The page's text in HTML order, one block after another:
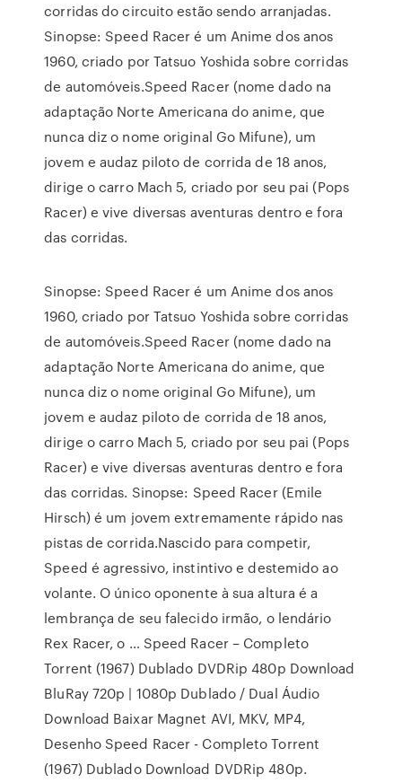
corridas do circuito estão sendo arranjadas.
Sinopse: Speed Racer é um Anime dos anos
1960, criado por Tatsuo Yoshida sobre corridas
de automóveis.Speed Racer (nome dado na
adaptação Norte Americana do anime, que
nunca diz o nome original Go Mifune), um
jovem e audaz piloto de corrida de 18 anos,
dirige o carro Mach 5, criado por seu pai (Pops
Racer) e vive diversas aventuras dentro e fora
das corridas.
Sinopse: Speed Racer é um Anime dos anos
1960, criado por Tatsuo Yoshida sobre corridas
de automóveis.Speed Racer (nome dado na
adaptação Norte Americana do anime, que
nunca diz o nome original Go Mifune), um
jovem e audaz piloto de corrida de 18 anos,
dirige o carro Mach 5, criado por seu pai (Pops
Racer) e vive diversas aventuras dentro e fora
das corridas. Sinopse: Speed Racer (Emile
Hirsch) é um jovem extremamente rápido nas
pistas de corrida.Nascido para competir,
Speed é agressivo, instintivo e destemido ao
volante. O único oponente à sua altura é a
lembrança de seu falecido irmão, o lendário
Rex Racer, o … Speed Racer – Completo
Torrent (1967) Dublado DVDRip 480p Download
BluRay 720p | 1080p Dublado / Dual Áudio
Download Baixar Magnet AVI, MKV, MP4,
Desenho Speed Racer - Completo Torrent
(1967) Dublado Download DVDRip 480p.